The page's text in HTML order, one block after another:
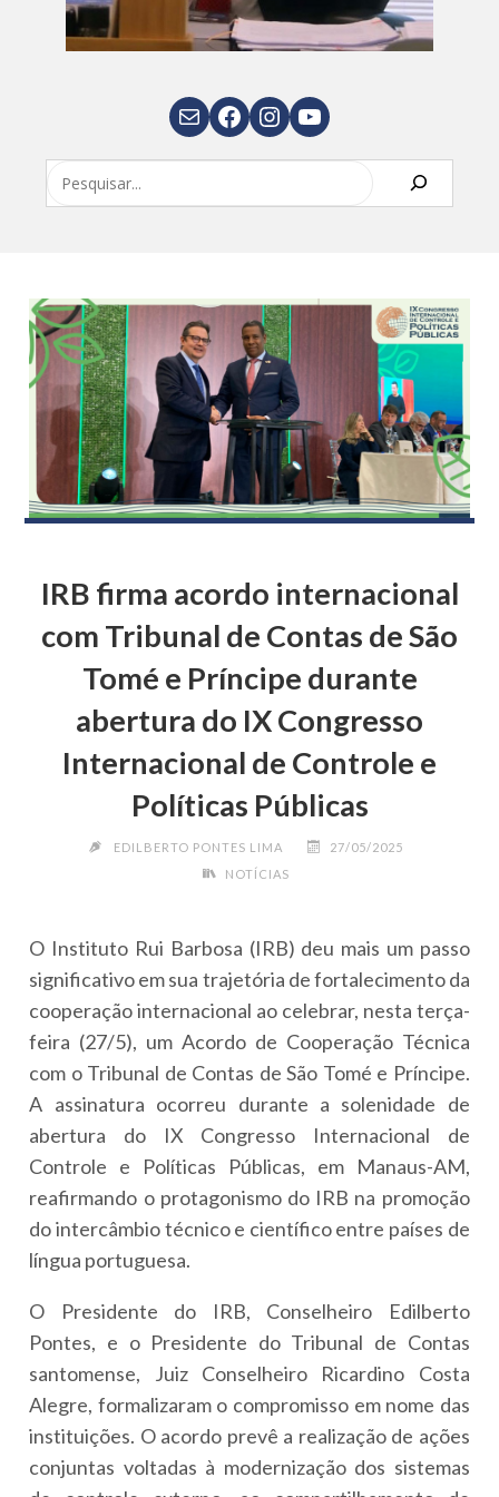
E-mailFacebook
Instagram
Youtube
IRB firma acordo internacional
com Tribunal de Contas de São
Tomé e Príncipe durante
abertura do IX Congresso
Internacional de Controle e
Políticas Públicas
EDILBERTO PONTES LIMA
27/05/2025
NOTÍCIAS
O Instituto Rui Barbosa (IRB) deu mais um passo
significativo em sua trajetória de fortalecimento da
cooperação internacional ao celebrar, nesta terça-
feira (27/5), um Acordo de Cooperação Técnica
com o Tribunal de Contas de São Tomé e Príncipe.
A assinatura ocorreu durante a solenidade de
abertura do IX Congresso Internacional de
Controle e Políticas Públicas, em Manaus-AM,
reafirmando o protagonismo do IRB na promoção
do intercâmbio técnico e científico entre países de
língua portuguesa.
O Presidente do IRB, Conselheiro Edilberto
Pontes, e o Presidente do Tribunal de Contas
santomense, Juiz Conselheiro Ricardino Costa
Alegre, formalizaram o compromisso em nome das
instituições. O acordo prevê a realização de ações
conjuntas voltadas à modernização dos sistemas